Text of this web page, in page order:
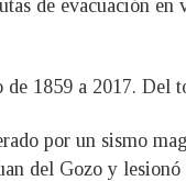
de evacuación
1859 a 2017.
por un sismo
del Gozo y